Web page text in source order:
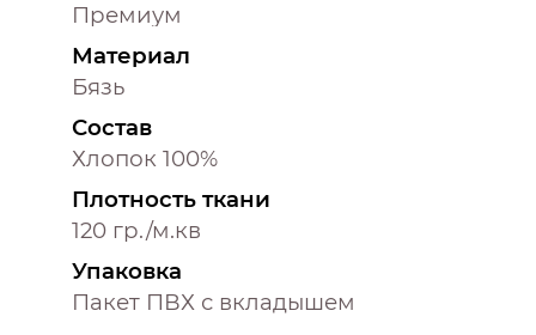
Премиум
Материал
Бязь
Состав
Хлопок 100%
Плотность ткани
120 гр./м.кв
Упаковка
Пакет ПВХ с вкладышем